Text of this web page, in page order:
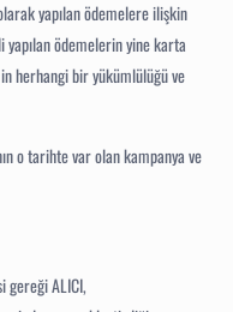
yapılan ödemelere ilişkin
ödemelerin yine karta
herhangi bir yükümlülüğü ve
o tarihte var olan kampanya ve
gereği ALICI,